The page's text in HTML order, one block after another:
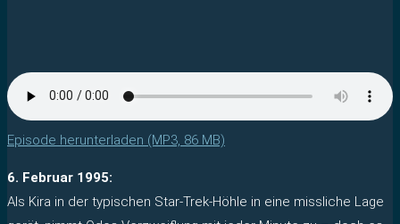
Episode herunterladen (MP3, 86 MB)
6. Februar 1995:
Als Kira in der typischen Star-Trek-Höhle in eine missliche Lage